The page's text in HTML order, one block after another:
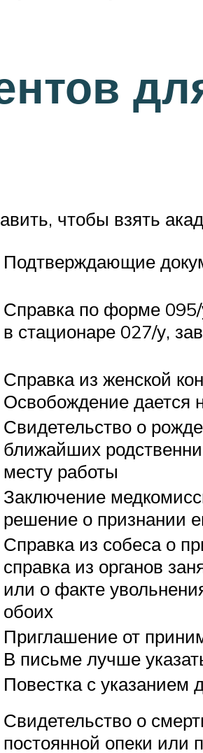
чтобы взять
Подтверждающие
Справка по форме 095/
в стационаре 027/у,
Справка из женской
Освобождение дается
Свидетельство о
ближайших
месту работы
Заключение
решение о признании
Справка из собеса о
справка из органов
или о факте
обоих
Приглашение от
В письме лучше
Повестка с
Свидетельство о
постоянной опеки или